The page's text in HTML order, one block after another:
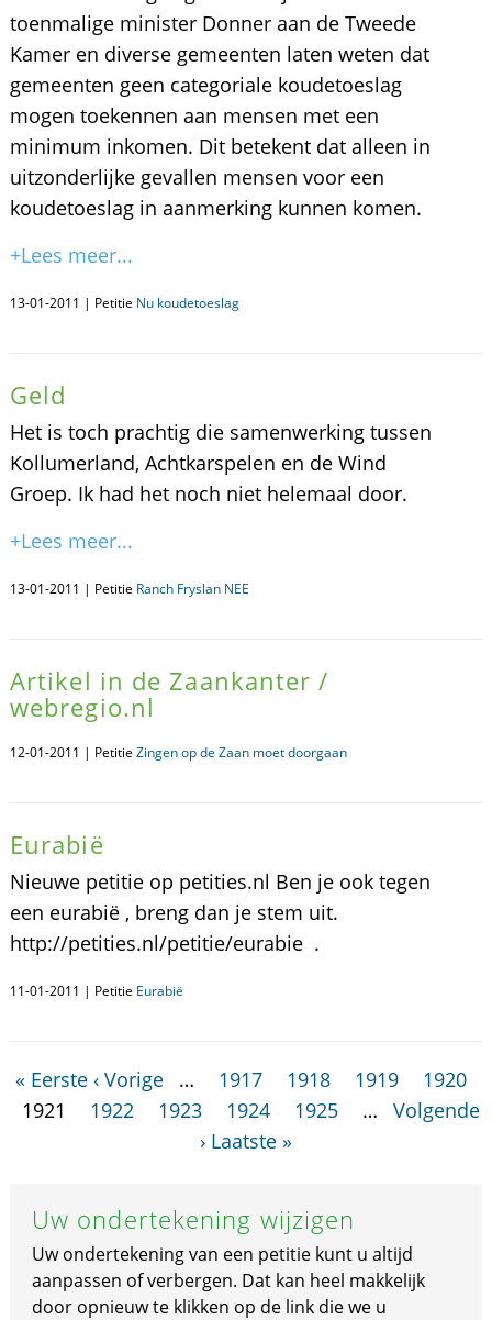
toenmalige minister Donner aan de Tweede
Kamer en diverse gemeenten laten weten dat
gemeenten geen categoriale koudetoeslag
mogen toekennen aan mensen met een
minimum inkomen. Dit betekent dat alleen in
uitzonderlijke gevallen mensen voor een
koudetoeslag in aanmerking kunnen komen.
+Lees meer...
13-01-2011 | Petitie Nu koudetoeslag
Geld
Het is toch prachtig die samenwerking tussen
Kollumerland, Achtkarspelen en de Wind
Groep. Ik had het noch niet helemaal door.
+Lees meer...
13-01-2011 | Petitie Ranch Fryslan NEE
Artikel in de Zaankanter /
webregio.nl
12-01-2011 | Petitie Zingen op de Zaan moet doorgaan
Eurabië
Nieuwe petitie op petities.nl Ben je ook tegen
een eurabië , breng dan je stem uit.
http://petities.nl/petitie/eurabie .
11-01-2011 | Petitie Eurabië
« Eerste ‹ Vorige … 1917 1918 1919
1920
1921
1922 1923 1924 1925 …
Volgende
› Laatste »
Uw ondertekening wijzigen
Uw ondertekening van een petitie kunt u altijd
aanpassen of verbergen. Dat kan heel makkelijk
door opnieuw te klikken op de link die we u